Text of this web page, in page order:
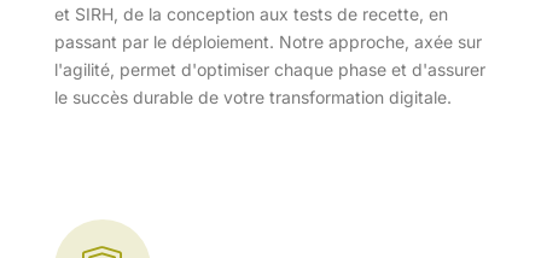
et SIRH, de la conception aux tests de recette, en
passant par le déploiement. Notre approche, axée sur
l'agilité, permet d'optimiser chaque phase et d'assurer
le succès durable de votre transformation digitale.